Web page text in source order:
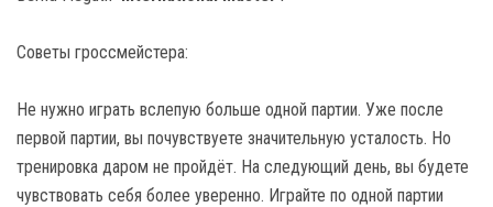
Советы гроссмейстера:
Не нужно играть вслепую больше одной партии. Уже после
первой партии, вы почувствуете значительную усталость. Но
тренировка даром не пройдёт. На следующий день, вы будете
чувствовать себя более уверенно. Играйте по одной партии